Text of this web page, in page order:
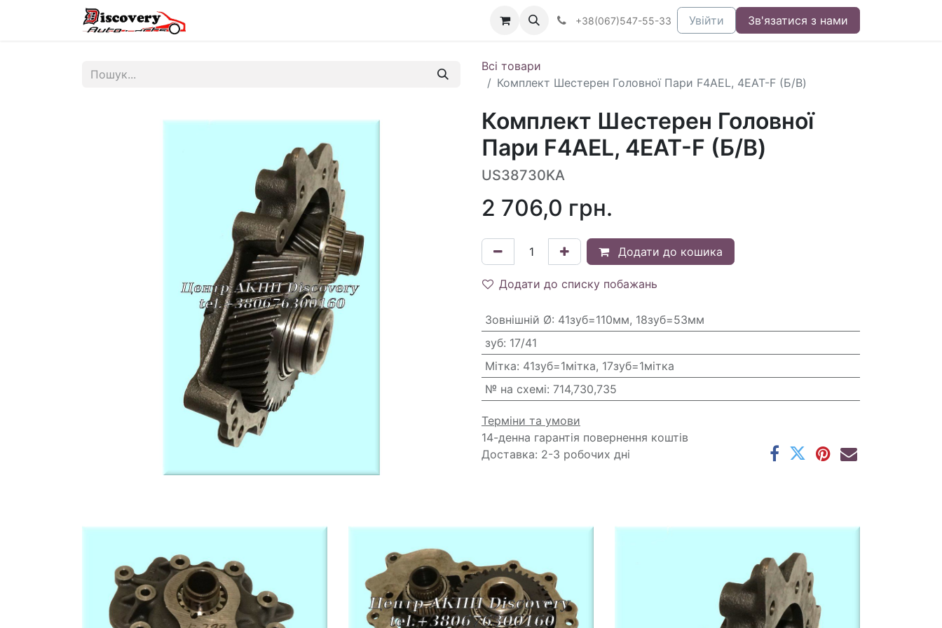
+38(067)547-55-33 Увійти Зв'язатися з нами
Всі товари
Комплект Шестерен Головної Пари F4AEL, 4EAT-F (Б/В)
Комплект Шестерен Головної
Пари F4AEL, 4EAT-F (Б/В)
US38730KA
2 706,0 грн.
Додати до кошика
Додати до списку побажань
Зовнішній Ø: 41зуб=110мм, 18зуб=53мм
зуб: 17/41
Мітка: 41зуб=1мітка, 17зуб=1мітка
№ на схемі: 714,730,735
Терміни та умови
14-денна гарантія повернення коштів
Доставка: 2-3 робочих дні